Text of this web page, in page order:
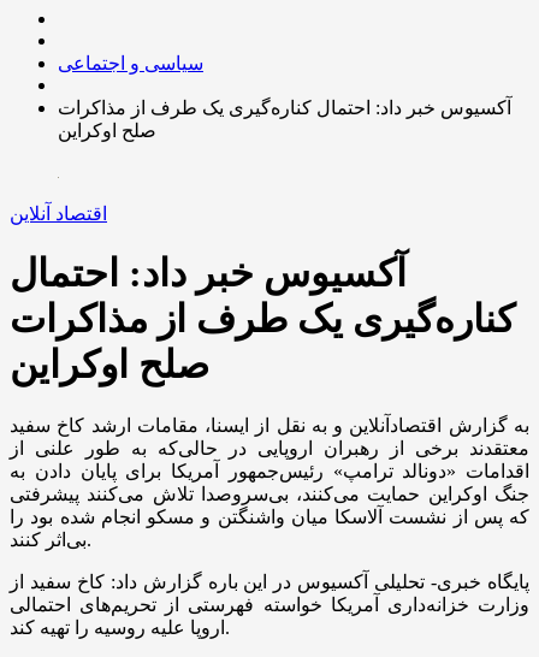
سیاسی و اجتماعی
آکسیوس خبر داد: احتمال کناره‌گیری یک طرف از مذاکرات
صلح اوکراین
اقتصاد آنلاین
آکسیوس خبر داد: احتمال
کناره‌گیری یک طرف از مذاکرات
صلح اوکراین
به گزارش اقتصادآنلاین و به نقل از ایسنا، مقامات ارشد کاخ سفید
معتقدند برخی از رهبران اروپایی در حالی‌که به طور علنی از
اقدامات «دونالد ترامپ» رئیس‌جمهور آمریکا برای پایان دادن به
جنگ اوکراین حمایت می‌کنند، بی‌سروصدا تلاش می‌کنند پیشرفتی
که پس از نشست آلاسکا میان واشنگتن و مسکو انجام شده بود را
بی‌اثر کنند.
پایگاه خبری- تحلیلی آکسیوس در این باره گزارش داد: کاخ سفید از
وزارت خزانه‌داری آمریکا خواسته فهرستی از تحریم‌های احتمالی
اروپا علیه روسیه را تهیه کند.